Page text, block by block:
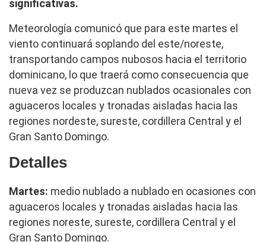
significativas.
Meteorología comunicó que para este martes el
viento continuará soplando del este/noreste,
transportando campos nubosos hacia el territorio
dominicano, lo que traerá como consecuencia que
nueva vez se produzcan nublados ocasionales con
aguaceros locales y tronadas aisladas hacia las
regiones nordeste, sureste, cordillera Central y el
Gran Santo Domingo.
Detalles
Martes: medio nublado a nublado en ocasiones con
aguaceros locales y tronadas aisladas hacia las
regiones noreste, sureste, cordillera Central y el
Gran Santo Domingo.